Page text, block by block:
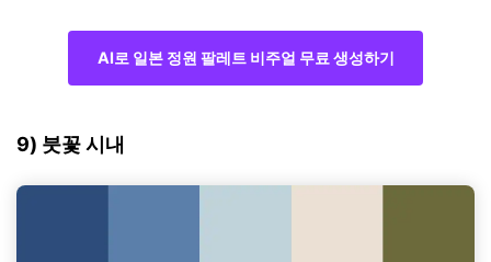
AI로 일본 정원 팔레트 비주얼 무료 생성하기
9) 붓꽃 시내